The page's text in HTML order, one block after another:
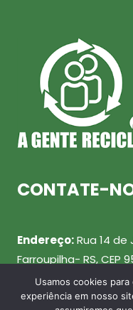
CONTATE-
Endereço:Rua 14 de
Farroupilha- RS, CEP
Telefone: (54)
Usamos cookies
experiência em nosso